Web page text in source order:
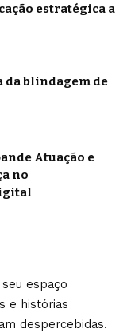
estratégica a
da blindagem de
Atuação e
no
seu espaço
e histórias
despercebidas.